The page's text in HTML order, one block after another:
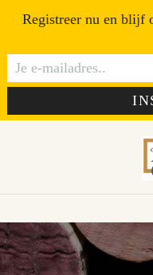
Registreer nu en blijf